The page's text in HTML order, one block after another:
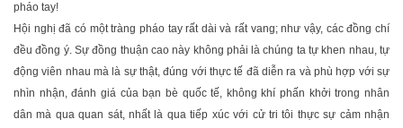
pháo tay!
Hội nghị đã có một tràng pháo tay rất dài và rất vang; như vậy, các đồng chí
đều đồng ý. Sự đồng thuận cao này không phải là chúng ta tự khen nhau, tự
động viên nhau mà là sự thật, đúng với thực tế đã diễn ra và phù hợp với sự
nhìn nhận, đánh giá của bạn bè quốc tế, không khí phấn khởi trong nhân
dân mà qua quan sát, nhất là qua tiếp xúc với cử tri tôi thực sự cảm nhận